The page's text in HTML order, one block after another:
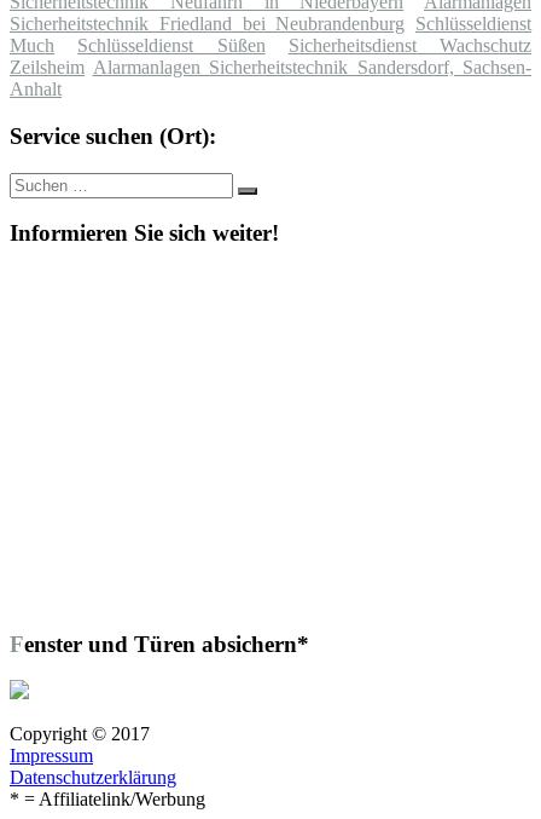
Sicherheitstechnik Friedland bei Neubrandenburg
Schlüsseldienst
Much
Schlüsseldienst Süßen
Sicherheitsdienst Wachschutz
Zeilsheim Alarmanlagen Sicherheitstechnik Sandersdorf, Sachsen-
Anhalt
Service suchen (Ort):
Suche
nach:
Suchen
Informieren Sie sich weiter!
Fenster und Türen absichern*
Copyright © 2017
Impressum
Datenschutzerklärung
* = Affiliatelink/Werbung